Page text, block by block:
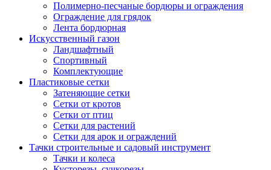
Полимерно-песчаные бордюры и ограждения
Ограждение для грядок
Лента бордюрная
Искусственный газон
Ландшафтный
Спортивный
Комплектующие
Пластиковые сетки
Затеняющие сетки
Сетки от кротов
Сетки от птиц
Сетки для растений
Сетки для арок и ограждений
Тачки строительные и садовый инструмент
Тачки и колеса